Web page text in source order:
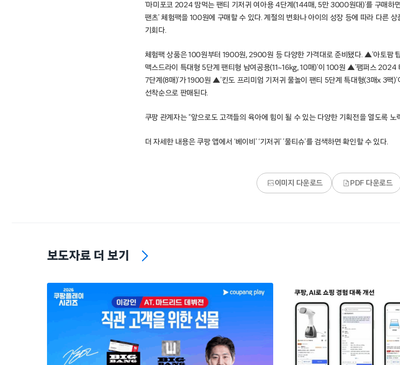
‘마미포코 2024 땀먹는 팬티 기저귀 여아용 4단계(144매, 5만 3000원대)’를 구매하
팬츠’ 체험팩을 100원에 구매할 수 있다. 계절의 변화나 아이의 성장 등에 따라 다른
기회다.
체험팩 상품은 100원부터 1900원, 2900원 등 다양한 가격대로 준비됐다. ▲’아토팜
맥스드라이 특대형 5단계 팬티형 남여공용(11~16kg, 10매)’이 100원 ▲’팸퍼스 2024
7단계(8매)’가 1900원 ▲’킨도 프리미엄 기저귀 물놀이 팬티 5단계 특대형(3매x 3팩
선착순으로 판매된다.
쿠팡 관계자는 “앞으로도 고객들의 육아에 힘이 될 수 있는 다양한 기획전을 열도록 노
더 자세한 내용은 쿠팡 앱에서 ‘베이비’ ‘기저귀’ ’물티슈’를 검색하면 확인할 수 있다.
이미지 다운로드 PDF 다운로드
보도자료 더 보기